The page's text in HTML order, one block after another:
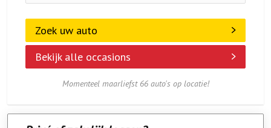
Zoek uw auto
Bekijk alle occasions
Momenteel maarliefst 66 auto's op locatie!